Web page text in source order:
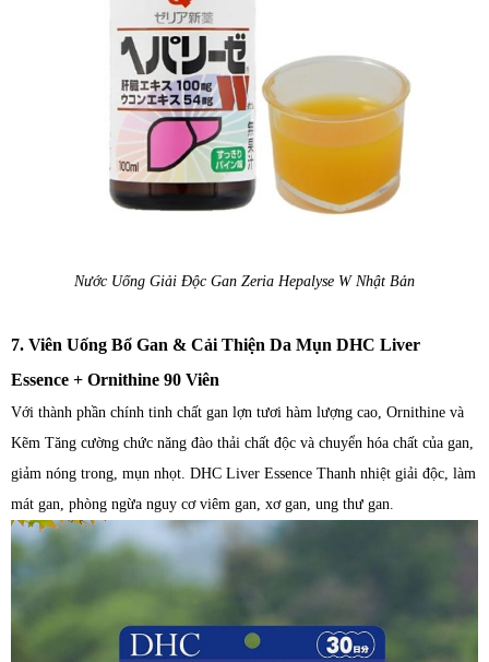
Nước Uống Giải Độc Gan Zeria Hepalyse W Nhật Bản
7. Viên Uống Bổ Gan & Cải Thiện Da Mụn DHC Liver
Essence + Ornithine 90 Viên
Với thành phần chính tinh chất gan lợn tươi hàm lượng cao, Ornithine và
Kẽm Tăng cường chức năng đào thải chất độc và chuyển hóa chất của gan,
giảm nóng trong, mụn nhọt. DHC Liver Essence Thanh nhiệt giải độc, làm
mát gan, phòng ngừa nguy cơ viêm gan, xơ gan, ung thư gan.